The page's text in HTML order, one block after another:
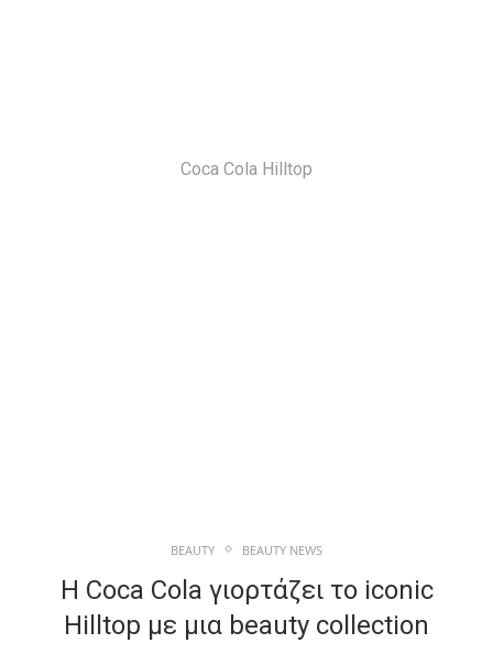
Coca Cola Hilltop
BEAUTY BEAUTY NEWS
Η Coca Cola γιορτάζει το iconic
Hilltop με μια beauty collection